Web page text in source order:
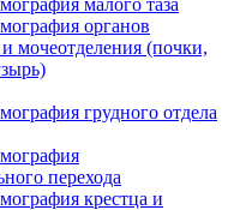
малого таза
органов
мочеотделения (почки,
грудного отдела
перехода
крестца и